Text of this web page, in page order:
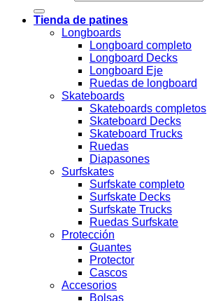
Tienda de patines
Longboards
Longboard completo
Longboard Decks
Longboard Eje
Ruedas de longboard
Skateboards
Skateboards completos
Skateboard Decks
Skateboard Trucks
Ruedas
Diapasones
Surfskates
Surfskate completo
Surfskate Decks
Surfskate Trucks
Ruedas Surfskate
Protección
Guantes
Protector
Cascos
Accesorios
Bolsas